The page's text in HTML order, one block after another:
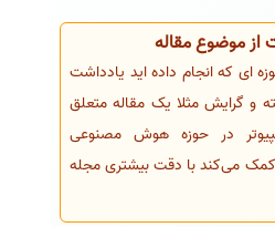
از موضوع مقاله
ای که انجام داده اید یادداشت
و گرایش مثلا یک مقاله متعلق
در حوزه هوش مصنوعی
می‌کند با دقت بیشتری مجله